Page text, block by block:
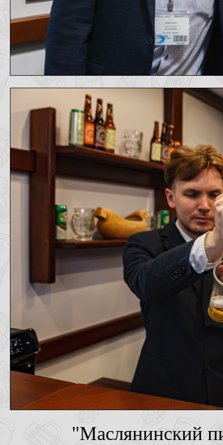
"Маслянинский